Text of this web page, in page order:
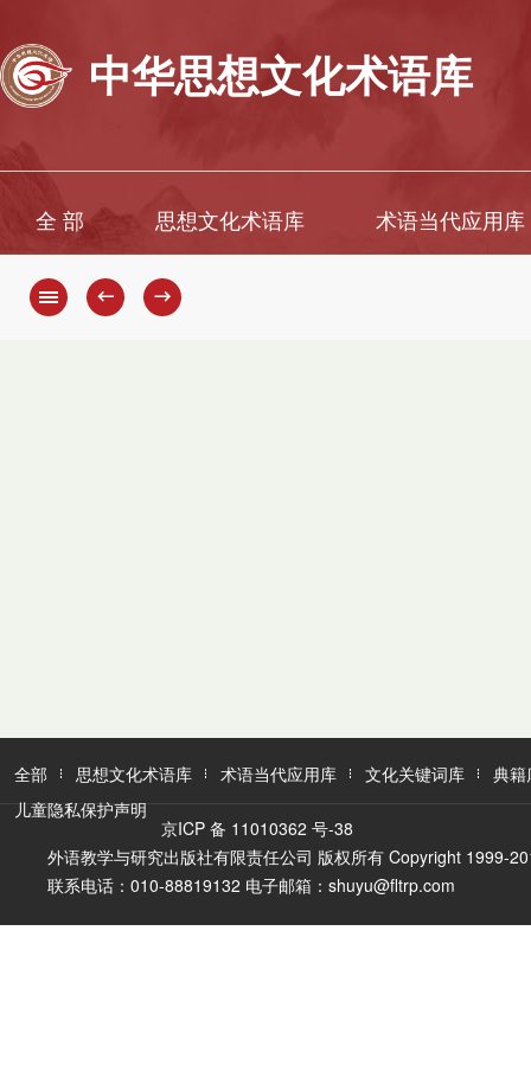
中华思想文化术语库
全 部 思想文化术语库 术语当代应用库
← →
全部 思想文化术语库 术语当代应用库 文化关键词库
典籍
儿童隐私保护声明
京ICP 备 11010362 号-38
外语教学与研究出版社有限责任公司 版权所有 Copyright 1999-
联系电话：010-88819132 电子邮箱：shuyu@fltrp.com